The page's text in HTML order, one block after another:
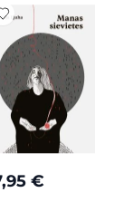
€